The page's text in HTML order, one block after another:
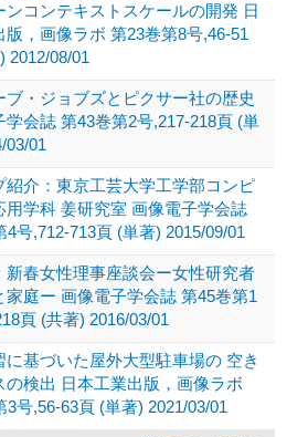
ンコンテキストスケールの開発 日
版，画像ラボ 第23巻第8号,46-51
2012/08/01
ブ・ジョブズとピクサー社の歴史
学会誌 第43巻第2号,217-218頁 (単
03/01
紹介：東京工芸大学工学部コンピ
用学科 姜研究室 画像電子学会誌
4号,712-713頁 (単著) 2015/09/01
新春女性理事座談会ー女性研究者
家庭ー 画像電子学会誌 第45巻第1
頁 (共著) 2016/03/01
に基づいた屋外大型駐車場の 空き
の検出 日本工業出版，画像ラボ
3号,56-63頁 (単著) 2021/03/01